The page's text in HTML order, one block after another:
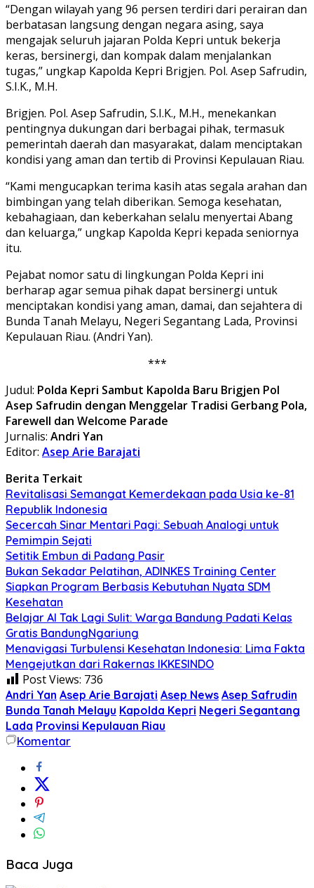
“Dengan wilayah yang 96 persen terdiri dari perairan dan
berbatasan langsung dengan negara asing, saya
mengajak seluruh jajaran Polda Kepri untuk bekerja
keras, bersinergi, dan kompak dalam menjalankan
tugas,” ungkap Kapolda Kepri Brigjen. Pol. Asep Safrudin,
S.I.K., M.H.
Brigjen. Pol. Asep Safrudin, S.I.K., M.H., menekankan
pentingnya dukungan dari berbagai pihak, termasuk
pemerintah daerah dan masyarakat, dalam menciptakan
kondisi yang aman dan tertib di Provinsi Kepulauan Riau.
“Kami mengucapkan terima kasih atas segala arahan dan
bimbingan yang telah diberikan. Semoga kesehatan,
kebahagiaan, dan keberkahan selalu menyertai Abang
dan keluarga,” ungkap Kapolda Kepri kepada seniornya
itu.
Pejabat nomor satu di lingkungan Polda Kepri ini
berharap agar semua pihak dapat bersinergi untuk
menciptakan kondisi yang aman, damai, dan sejahtera di
Bunda Tanah Melayu, Negeri Segantang Lada, Provinsi
Kepulauan Riau. (Andri Yan).
***
Judul: Polda Kepri Sambut Kapolda Baru Brigjen Pol
Asep Safrudin dengan Menggelar Tradisi Gerbang Pola,
Farewell dan Welcome Parade
Jurnalis: Andri Yan
Editor: Asep Arie Barajati
Berita Terkait
Revitalisasi Semangat Kemerdekaan pada Usia ke-81
Republik Indonesia
Secercah Sinar Mentari Pagi: Sebuah Analogi untuk
Pemimpin Sejati
Setitik Embun di Padang Pasir
Bukan Sekadar Pelatihan, ADINKES Training Center
Siapkan Program Berbasis Kebutuhan Nyata SDM
Kesehatan
Belajar AI Tak Lagi Sulit: Warga Bandung Padati Kelas
Gratis BandungNgariung
Menavigasi Turbulensi Kesehatan Indonesia: Lima Fakta
Mengejutkan dari Rakernas IKKESINDO
Post Views: 736
Andri Yan Asep Arie Barajati Asep News Asep Safrudin
Bunda Tanah Melayu Kapolda Kepri Negeri Segantang
Lada Provinsi Kepulauan Riau
Komentar
Baca Juga